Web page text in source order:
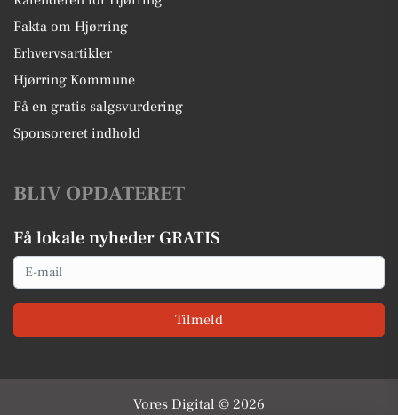
Fakta om Hjørring
Erhvervsartikler
Hjørring Kommune
Få en gratis salgsvurdering
Sponsoreret indhold
BLIV OPDATERET
Få lokale nyheder GRATIS
Email
Tilmeld
Vores Digital © 2026